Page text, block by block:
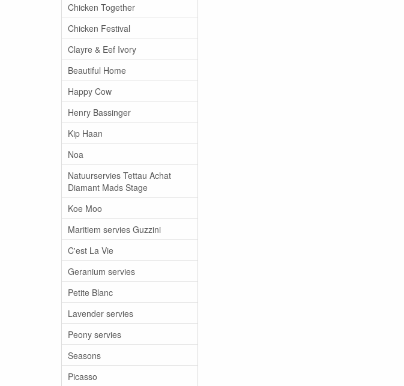
Chicken Together
Chicken Festival
Clayre & Eef Ivory
Beautiful Home
Happy Cow
Henry Bassinger
Kip Haan
Noa
Natuurservies Tettau Achat
Diamant Mads Stage
Koe Moo
Maritiem servies Guzzini
C'est La Vie
Geranium servies
Petite Blanc
Lavender servies
Peony servies
Seasons
Picasso